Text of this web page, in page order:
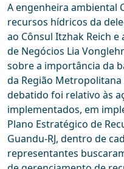
A engenheira ambiental
recursos hídricos da
ao Cônsul Itzhak Reich
de Negócios Lia
sobre a importância da
da Região
debatido foi relativo às
implementados, em
Plano Estratégico de
Guandu-RJ, dentro de
representantes